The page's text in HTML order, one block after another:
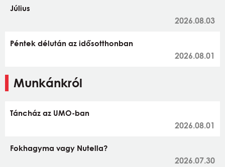
Július
2026.08.03
Péntek délután az idősotthonban
2026.08.01
Munkánkról
Táncház az UMO-ban
2026.08.01
Fokhagyma vagy Nutella?
2026.07.30